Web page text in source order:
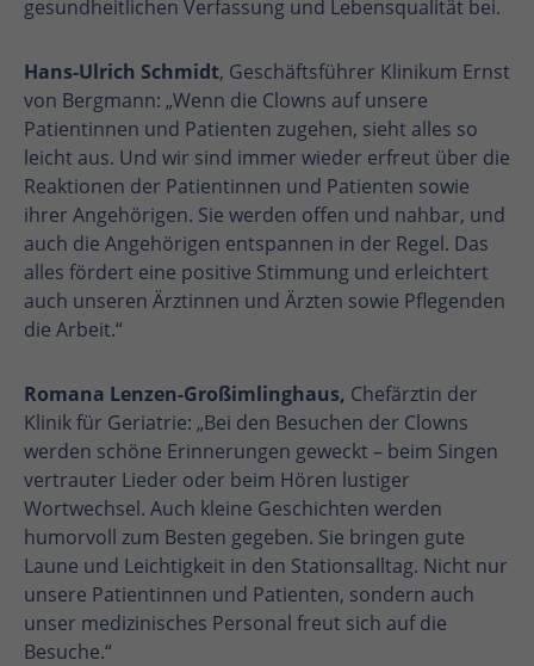
gesundheitlichen Verfassung und Lebensqualität bei.
Hans-Ulrich Schmidt, Geschäftsführer Klinikum Ernst
von Bergmann: „Wenn die Clowns auf unsere
Patientinnen und Patienten zugehen, sieht alles so
leicht aus. Und wir sind immer wieder erfreut über die
Reaktionen der Patientinnen und Patienten sowie
ihrer Angehörigen. Sie werden offen und nahbar, und
auch die Angehörigen entspannen in der Regel. Das
alles fördert eine positive Stimmung und erleichtert
auch unseren Ärztinnen und Ärzten sowie Pflegenden
die Arbeit.“
Romana Lenzen-Großimlinghaus, Chefärztin der
Klinik für Geriatrie: „Bei den Besuchen der Clowns
werden schöne Erinnerungen geweckt – beim Singen
vertrauter Lieder oder beim Hören lustiger
Wortwechsel. Auch kleine Geschichten werden
humorvoll zum Besten gegeben. Sie bringen gute
Laune und Leichtigkeit in den Stationsalltag. Nicht nur
unsere Patientinnen und Patienten, sondern auch
unser medizinisches Personal freut sich auf die
Besuche.“